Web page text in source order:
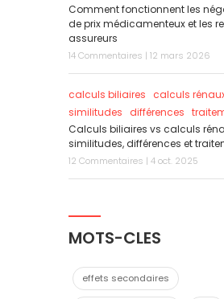
Comment fonctionnent les
de prix médicamenteux et les
assureurs
14 Commentaires | 12 mars 2026
calculs biliaires
calculs
similitudes
différences
Calculs biliaires vs calculs
similitudes, différences et
12 Commentaires | 4 oct. 2025
MOTS-CLES
effets secondaires